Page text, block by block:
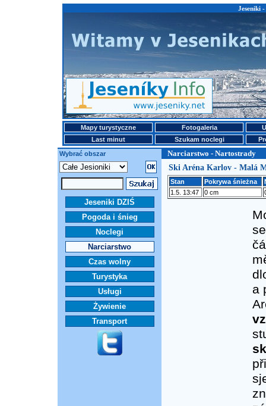
Jeseniki
Mapy turystyczne Fotogaleria
Last minut
Szukam noclegi
Wybrać obszar
Narciarstwo - Nartostrady
Jeseniki DZIŚ
Pogoda i śnieg
Noclegi
Narciarstwo
Czas wolny
Turystyka
Usługi
Żywienie
Transport
Ski Aréna Karlov - Malá
Stan Pokrywa śnieżna
1.5. 13:47
0 cm
a